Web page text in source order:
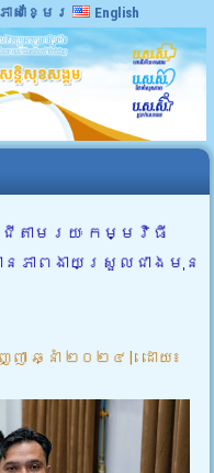
ភាសាខ្មែរ English
ជីតាមរយៈ កម្មវិធី
ភាពងាយស្រួលជាងមុន
ញា ឆ្នាំ ២០២៤ | ដោយ៖